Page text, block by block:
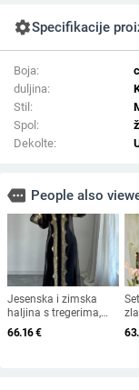
settingsSpecifikacije
Boja:
duljina:
Stil:
Spol:
Dekolte:
more People also
Jesenska i zimska
haljina s tregerima,
mrežasta, zlatna niti,
vez, jakna, kardigan,
66.16€